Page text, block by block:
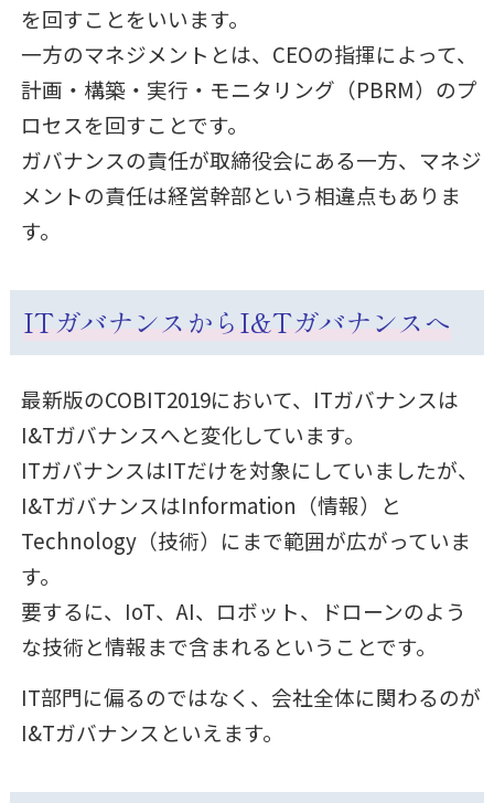
を回すことをいいます。
一方のマネジメントとは、CEOの指揮によって、
計画・構築・実行・モニタリング（PBRM）のプ
ロセスを回すことです。
ガバナンスの責任が取締役会にある一方、マネジ
メントの責任は経営幹部という相違点もありま
す。
ITガバナンスからI&Tガバナンスへ
最新版のCOBIT2019において、ITガバナンスは
I&Tガバナンスへと変化しています。
ITガバナンスはITだけを対象にしていましたが、
I&TガバナンスはInformation（情報）と
Technology（技術）にまで範囲が広がっていま
す。
要するに、IoT、AI、ロボット、ドローンのよう
な技術と情報まで含まれるということです。
IT部門に偏るのではなく、会社全体に関わるのが
I&Tガバナンスといえます。